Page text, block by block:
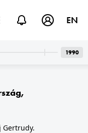
,
Gertrudy.
EN
1990